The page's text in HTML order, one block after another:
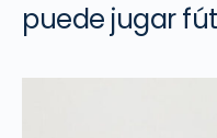
puede jugar